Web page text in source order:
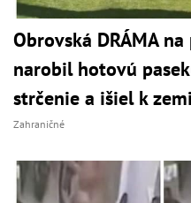
Obrovská DRÁMA
narobil hotovú
strčenie a išiel k
Zahraničné